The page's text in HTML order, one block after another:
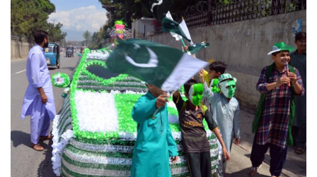
d
a
e
m
a
i
l